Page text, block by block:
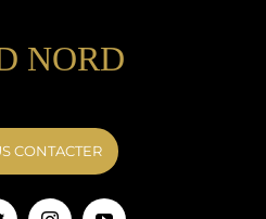
NORD
CONTACTER